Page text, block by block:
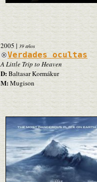
2005 | 39 años
Verdades ocultas
A Little Trip to Heaven
D:Baltasar Kormákur
M:Mugison